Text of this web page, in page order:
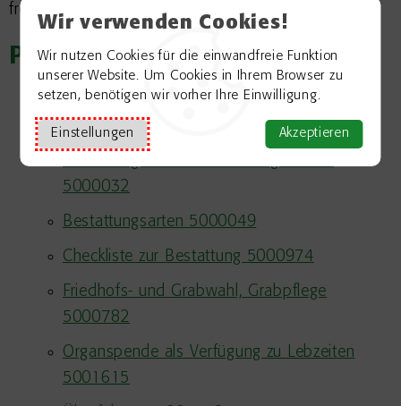
Wir verwenden Cookies!
Wir nutzen Cookies für die einwandfreie Funktion
unserer Website. Um Cookies in Ihrem Browser zu
setzen, benötigen wir vorher Ihre Einwilligung.
Einstellungen Akzeptieren
freigegeben.
Passend zum Thema
Sterbefall
Anzeige des Sterbefalls 5001153
5000032
Bestattungsarten 5000049
Checkliste zur Bestattung 5000974
Friedhofs- und Grabwahl, Grabpflege
5000782
Organspende als Verfügung zu Lebzeiten
5001615